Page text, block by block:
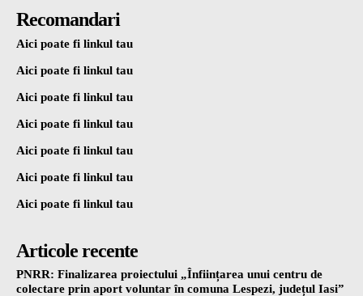
Recomandari
Aici poate fi linkul tau
Aici poate fi linkul tau
Aici poate fi linkul tau
Aici poate fi linkul tau
Aici poate fi linkul tau
Aici poate fi linkul tau
Aici poate fi linkul tau
Articole recente
PNRR: Finalizarea proiectului „Înființarea unui centru de
colectare prin aport voluntar în comuna Lespezi, județul Iasi”